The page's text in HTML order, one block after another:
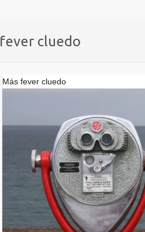
fever cluedo
Más fever cluedo